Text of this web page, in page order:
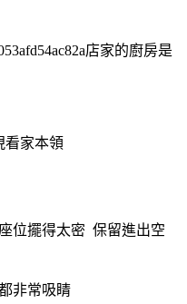
店家的廚房是
看家本領
位擺得太密 保留進出空
非常吸睛